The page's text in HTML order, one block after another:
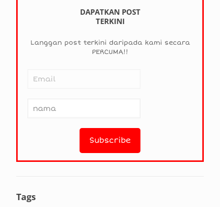
DAPATKAN POST
TERKINI
Langgan post terkini daripada kami secara
PERCUMA!!
Tags